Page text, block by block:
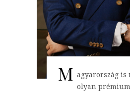
M agyarország is
olyan prémium